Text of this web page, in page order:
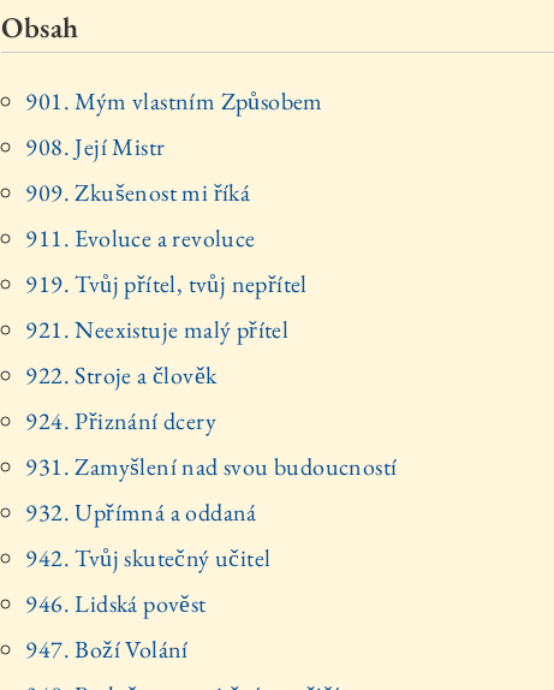
Obsah
901. Mým vlastním Způsobem
908. Její Mistr
909. Zkušenost mi říká
911. Evoluce a revoluce
919. Tvůj přítel, tvůj nepřítel
921. Neexistuje malý přítel
922. Stroje a člověk
924. Přiznání dcery
931. Zamyšlení nad svou budoucností
932. Upřímná a oddaná
942. Tvůj skutečný učitel
946. Lidská pověst
947. Boží Volání